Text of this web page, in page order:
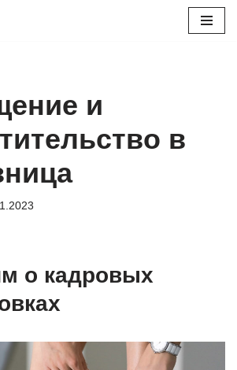
и
в
о кадровых